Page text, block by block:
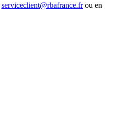
serviceclient@rbafrance.frou en